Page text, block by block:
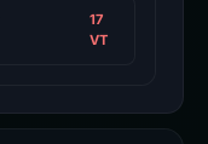
17
VT